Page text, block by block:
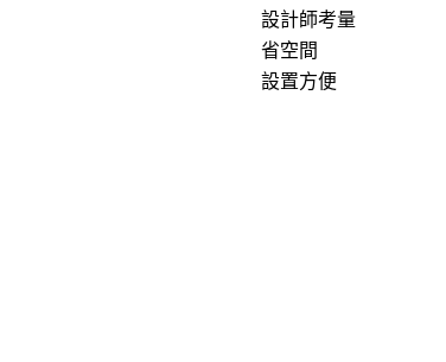
設計師考量
省空間
設置方便